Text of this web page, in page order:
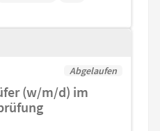
Abgelaufen
(w/m/d) im